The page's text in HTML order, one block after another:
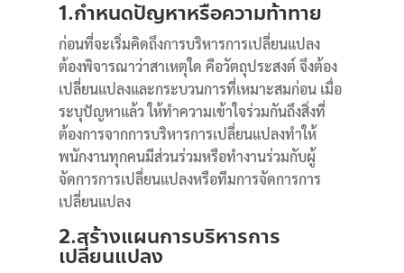
1.กำหนดปัญหาหรือความท้าทาย
ก่อนที่จะเริ่มคิดถึงการบริหารการเปลี่ยนแปลง
ต้องพิจารณาว่าสาเหตุใด คือวัตถุประสงต์ จึงต้อง
เปลี่ยนแปลงและกระบวนการที่เหมาะสมก่อน เมื่อ
ระบุปัญหาแล้ว ให้ทำความเข้าใจร่วมกันถึงสิ่งที่
ต้องการจากการบริหารการเปลี่ยนแปลงทำให้
พนักงานทุกคนมีส่วนร่วมหรือทำงานร่วมกับผู้
จัดการการเปลี่ยนแปลงหรือทีมการจัดการการ
เปลี่ยนแปลง
2.สร้างแผนการบริหารการ
เปลี่ยนแปลง